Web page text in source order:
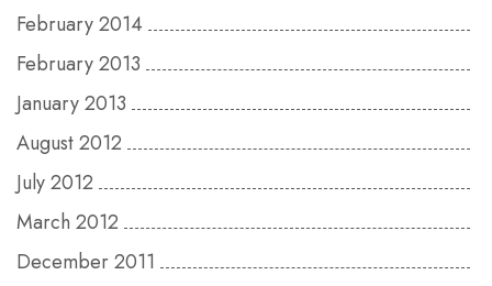
February 2014
February 2013
January 2013
August 2012
July 2012
March 2012
December 2011